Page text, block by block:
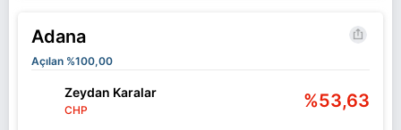
Adana
Açılan %100,00
Zeydan Karalar
CHP %53,63